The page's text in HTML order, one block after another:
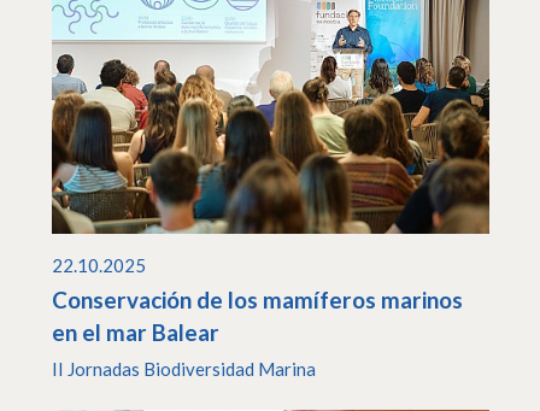
22.10.2025
Conservación de los mamíferos marinos
en el mar Balear
II Jornadas Biodiversidad Marina